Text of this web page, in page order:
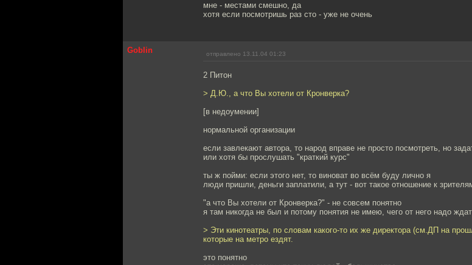
мне - местами смешно, да
хотя если посмотришь раз сто - уже не очень
Goblin отправлено 13.11.04 01:23
2 Питон
> Д.Ю., а что Вы хотели от Кронверка?
[в недоумении]
нормальной организации
если завлекают автора, то народ вправе не просто посмотреть, но
или хотя бы прослушать "краткий курс"
ты ж пойми: если этого нет, то виноват во всём буду лично я
люди пришли, деньги заплатили, а тут - вот такое отношение к
"а что Вы хотели от Кронверка?" - не совсем понятно
я там никогда не был и потому понятия не имею, чего от него надо
> Эти кинотеатры, по словам какого-то их же директора (см.ДП на
которые на метро ездят.
это понятно